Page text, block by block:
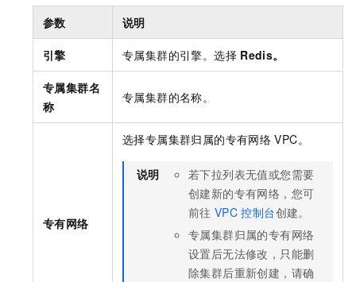
参数 说明
引擎 专属集群的引擎。选择 Redis。
专属集群名
称
专属集群的名称。
专有网络
选择专属集群归属的专有网络 VPC。
说明
若下拉列表无值或您需要
创建新的专有网络，您可
前往 VPC 控制台创建。
专属集群归属的专有网络
设置后无法修改，只能删
除集群后重新创建，请确